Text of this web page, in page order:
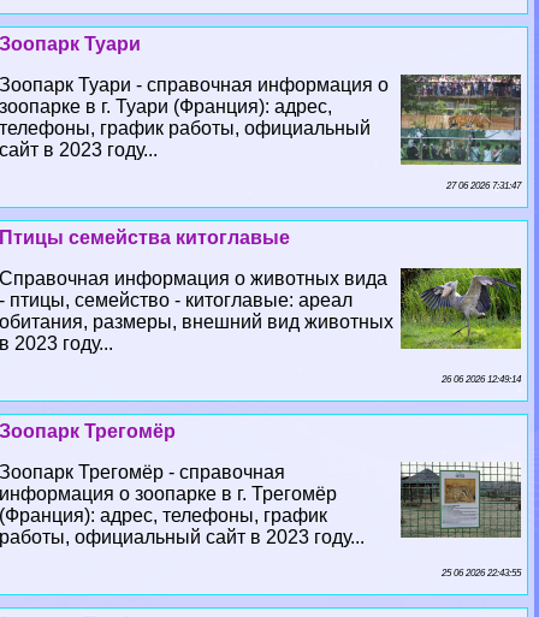
Зоопарк Туари
Зоопарк Туари - справочная информация о
зоопарке в г. Туари (Франция): адрес,
телефоны, график работы, официальный
сайт в 2023 году...
27 06 2026 7:31:47
Птицы семейства китоглавые
Справочная информация о животных вида
- птицы, семейство - китоглавые: ареал
обитания, размеры, внешний вид животных
в 2023 году...
26 06 2026 12:49:14
Зоопарк Трегомёр
Зоопарк Трегомёр - справочная
информация о зоопарке в г. Трегомёр
(Франция): адрес, телефоны, график
работы, официальный сайт в 2023 году...
25 06 2026 22:43:55